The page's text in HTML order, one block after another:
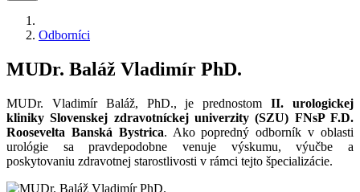
Odborníci
MUDr. Baláž Vladimír PhD.
MUDr. Vladimír Baláž, PhD., je prednostomII. urologickej
kliniky Slovenskej zdravotníckej univerzity (SZU) FNsP F.D.
Roosevelta Banská Bystrica. Ako popredný odborník v oblasti
urológie sa pravdepodobne venuje výskumu, výučbe a
poskytovaniu zdravotnej starostlivosti v rámci tejto špecializácie.